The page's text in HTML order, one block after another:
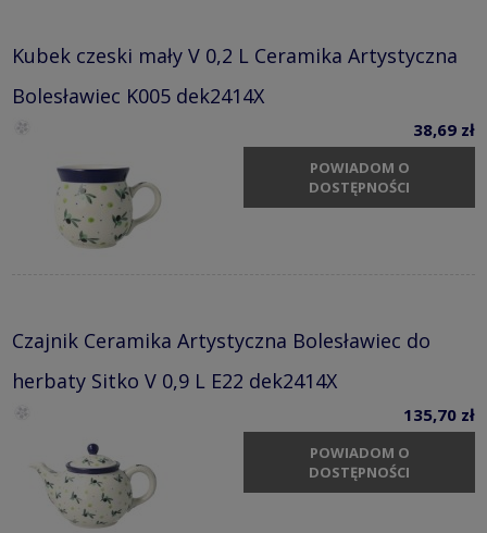
Kubek czeski mały V 0,2 L Ceramika Artystyczna
Bolesławiec K005 dek2414X
38,69 zł
POWIADOM O
DOSTĘPNOŚCI
Czajnik Ceramika Artystyczna Bolesławiec do
herbaty Sitko V 0,9 L E22 dek2414X
135,70 zł
POWIADOM O
DOSTĘPNOŚCI